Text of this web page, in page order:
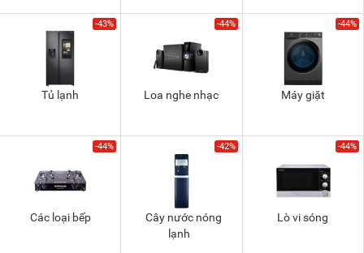
-43%
Tủ lạnh
-44%
Loa nghe nhạc
-44%
Máy giặt
-44%
Các loại bếp
-42%
Cây nước nóng
lạnh
-44%
Lò vi sóng